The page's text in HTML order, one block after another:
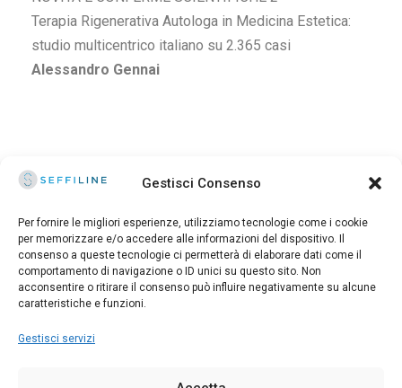
Gestisci Consenso
Per fornire le migliori esperienze, utilizziamo tecnologie come i cookie
per memorizzare e/o accedere alle informazioni del dispositivo. Il
consenso a queste tecnologie ci permetterà di elaborare dati come il
comportamento di navigazione o ID unici su questo sito. Non
acconsentire o ritirare il consenso può influire negativamente su alcune
caratteristiche e funzioni.
Gestisci servizi
Terapia Rigenerativa Autologa in Medicina Estetica:
studio multicentrico italiano su 2.365 casi
Alessandro Gennai
© 2025 Seffiline Srl Start Up Innovativa
Via Santo Stefano, 11 40125 Bologna - Italy
Partita IVA 02195171208 - R.E.A. BO-419844